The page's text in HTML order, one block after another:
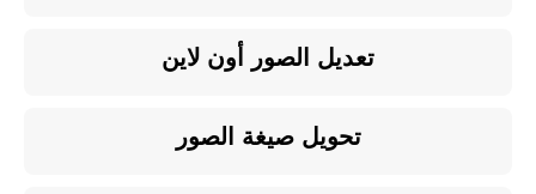
تعديل الصور أون لاين
تحويل صيغة الصور